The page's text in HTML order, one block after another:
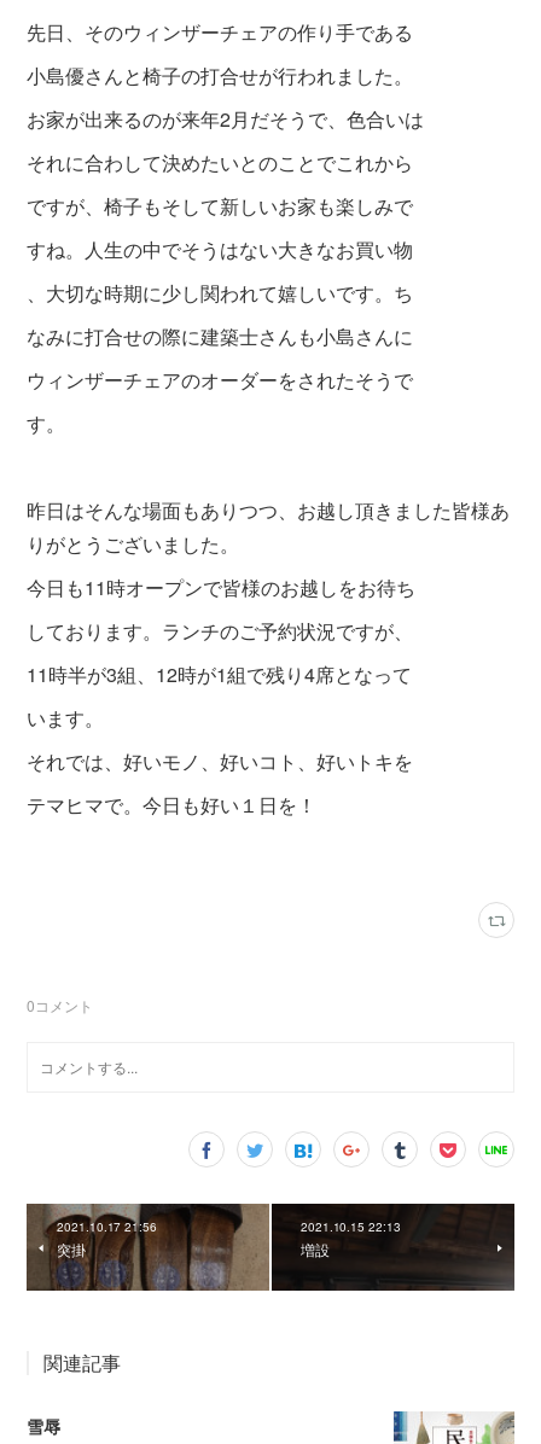
先日、そのウィンザーチェアの作り手である
小島優さんと椅子の打合せが行われました。
お家が出来るのが来年2月だそうで、色合いは
それに合わして決めたいとのことでこれから
ですが、椅子もそして新しいお家も楽しみで
すね。人生の中でそうはない大きなお買い物
、大切な時期に少し関われて嬉しいです。ち
なみに打合せの際に建築士さんも小島さんに
ウィンザーチェアのオーダーをされたそうで
す。
昨日はそんな場面もありつつ、お越し頂きました皆様あ
りがとうございました。
今日も11時オープンで皆様のお越しをお待ち
しております。ランチのご予約状況ですが、
11時半が3組、12時が1組で残り4席となって
います。
それでは、好いモノ、好いコト、好いトキを
テマヒマで。今日も好い１日を！
0コメント
2021.10.17 21:56
突掛
2021.10.15 22:13
増設
関連記事
雪辱